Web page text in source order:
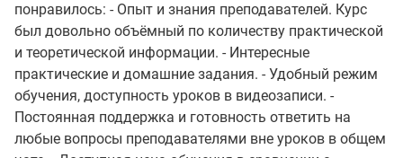
понравилось: - Опыт и знания преподавателей. Курс
был довольно объёмный по количеству практической
и теоретической информации. - Интересные
практические и домашние задания. - Удобный режим
обучения, доступность уроков в видеозаписи. -
Постоянная поддержка и готовность ответить на
любые вопросы преподавателями вне уроков в общем